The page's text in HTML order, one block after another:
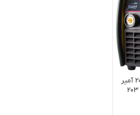
دستگاه جوش اینورتر 200 آمپر